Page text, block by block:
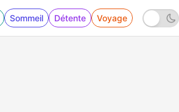
Sommeil Détente Voyage